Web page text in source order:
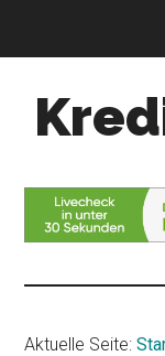
für
Ihren
Kredit
Aktuelle Seite: